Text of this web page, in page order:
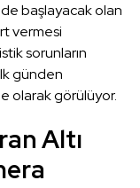
başlayacak olan
vermesi
sorunların
günden
olarak görülüyor.
Altı